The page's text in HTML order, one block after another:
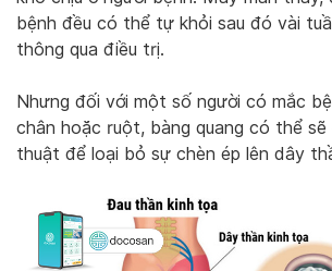
bệnh đều có thể tự khỏi sau đó vài
thông qua điều trị.
Nhưng đối với một số người có mắc
chân hoặc ruột, bàng quang có thể sẽ
thuật để loại bỏ sự chèn ép lên dây